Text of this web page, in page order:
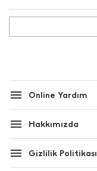
Online Yardım
Hakkımızda
Gizlilik Politikası